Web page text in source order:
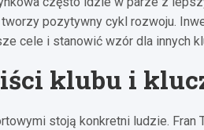
pozytywny cykl rozwoju.
cele i stanowić wzór dla innych
klubu i
stoją konkretni ludzie.